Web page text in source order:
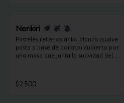
Nerikiri
Pasteles rellenos anko blanco (suave
pasta a base de poroto) cubierto por
una masa que junta la suavidad del
(apto celiacos, veganos y sin lactosa).
$2.500